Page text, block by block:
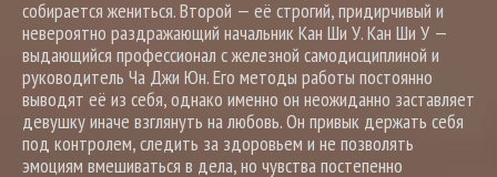
собирается жениться. Второй — её строгий, придирчивый и
невероятно раздражающий начальник Кан Ши У. Кан Ши У —
выдающийся профессионал с железной самодисциплиной и
руководитель Ча Джи Юн. Его методы работы постоянно
выводят её из себя, однако именно он неожиданно заставляет
девушку иначе взглянуть на любовь. Он привык держать себя
под контролем, следить за здоровьем и не позволять
эмоциям вмешиваться в дела, но чувства постепенно